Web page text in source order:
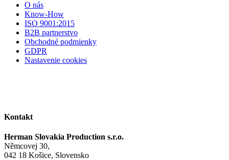
O nás
Know-How
ISO 9001:2015
B2B partnerstvo
Obchodné podmienky
GDPR
Nastavenie cookies
Kontakt
Herman Slovakia Production s.r.o.
Němcovej 30,
042 18 Košice, Slovensko